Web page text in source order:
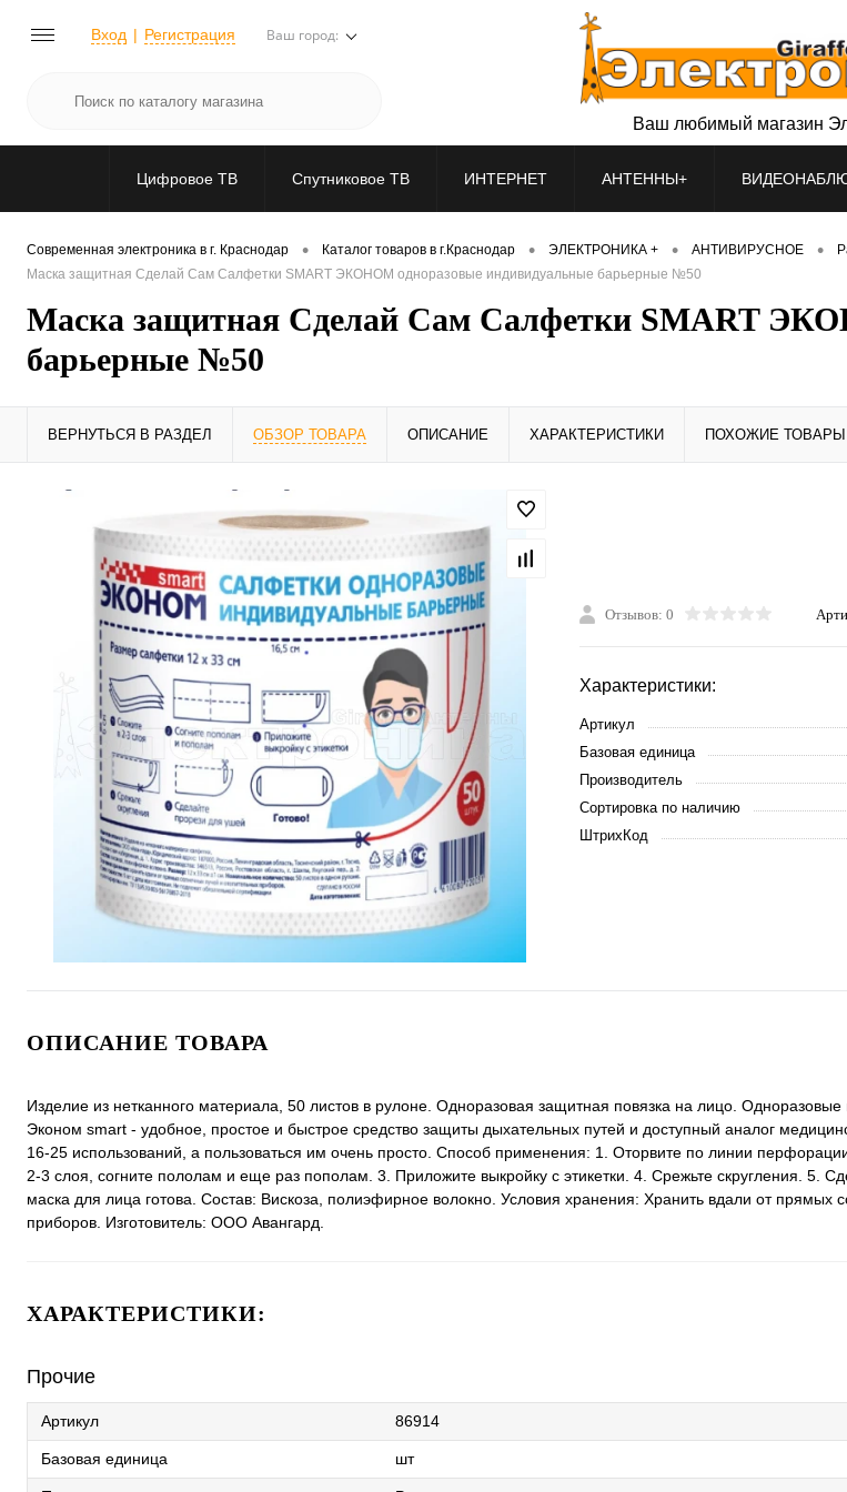
Вход Регистрация Ваш город:
Ваш любимый магазин
Цифровое ТВ Спутниковое ТВ ИНТЕРНЕТ АНТЕННЫ+
Современная электроника в г. Краснодар • Каталог товаров в г.Краснодар • ЭЛЕКТРОНИКА + • АНТИВИРУСНОЕ •
Маска защитная Сделай Сам Салфетки SMART ЭКОНОМ одноразовые индивидуальные барьерные №50
Маска защитная Сделай Сам Салфетки SMART
барьерные №50
ВЕРНУТЬСЯ В РАЗДЕЛ ОБЗОР ТОВАРА ОПИСАНИЕ ХАРАКТЕРИСТИКИ ПОХОЖИЕ ТОВАРЫ
Отзывов: 0
Характеристики:
Артикул
Базовая единица
Производитель
Сортировка по наличию
ШтрихКод
ОПИСАНИЕ ТОВАРА
Изделие из нетканного материала, 50 листов в рулоне. Одноразовая защитная повязка на лицо.
Эконом smart - удобное, простое и быстрое средство защиты дыхательных путей и доступный аналог
16-25 использований, а пользоваться им очень просто. Способ применения: 1. Оторвите по линии
2-3 слоя, согните пололам и еще раз пополам. 3. Приложите выкройку с этикетки. 4. Срежьте скругления. 5.
маска для лица готова. Состав: Вискоза, полиэфирное волокно. Условия хранения: Хранить вдали от прямых
приборов. Изготовитель: ООО Авангард.
ХАРАКТЕРИСТИКИ:
Прочие
Артикул 86914
Базовая единица шт